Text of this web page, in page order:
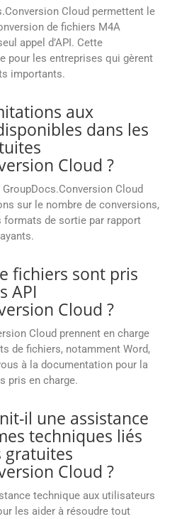
Cloud permettent le
de fichiers M4A
appel d’API. Cette
pour les entreprises qui gèrent
importants.
aux
dans les
Cloud ?
Cloud
sur le nombre de conversions,
formats de sortie par rapport
fichiers sont pris
API
Cloud ?
Cloud prennent en charge
de fichiers, notamment Word,
à la documentation pour la
pris en charge.
il une assistance
techniques liés
gratuites
Cloud ?
technique aux utilisateurs
les aider à résoudre tout